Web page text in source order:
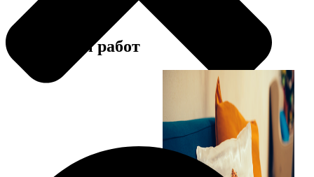
Примеры работ